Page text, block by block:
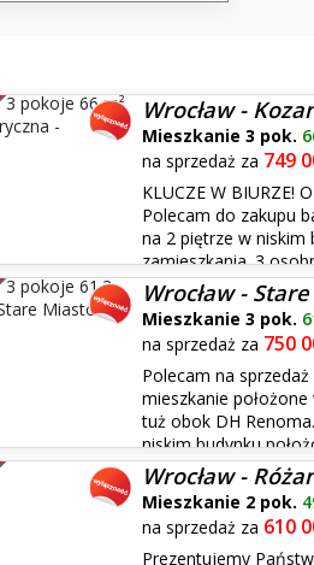
Wrocław -
Mieszkanie 3 pok.
na sprzedaż za 749
KLUCZE W BIURZE!
Polecam do zakupu
na 2 piętrze w niskim
zamieszkania. 3
toaleta. Mieszkanie jest po
umeblowan...
Wrocław -
Mieszkanie 3 pok.
na sprzedaż za 750
Polecam na
mieszkanie położone
tuż obok DH
niskim budynku
podwórku, od strony ul. Podwale
w sobie atuty cen...Wrocław -
Mieszkanie 2 pok.
na sprzedaż za 610
Prezentujemy